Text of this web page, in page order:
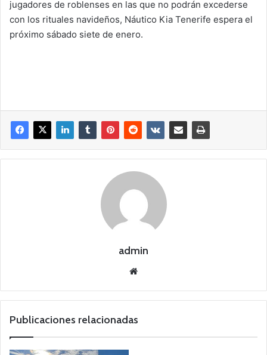
jugadores de roblenses en las que no podrán excederse
con los rituales navideños, Náutico Kia Tenerife espera el
próximo sábado siete de enero.
admin
we
Publicaciones relacionadas